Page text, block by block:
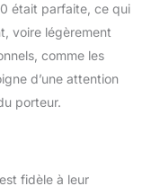
était parfaite, ce qui
voire légèrement
comme les
d’une attention
porteur.
fidèle à leur